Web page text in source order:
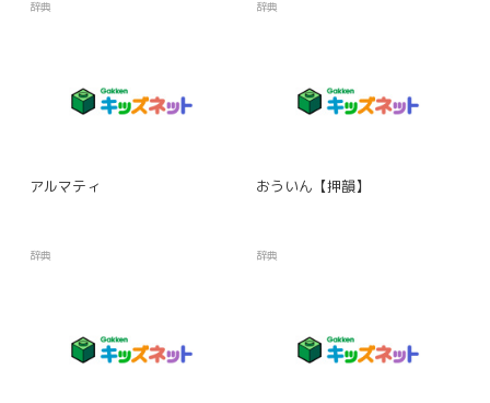
辞典 辞典
アルマティ
辞典
おういん【押韻】
辞典